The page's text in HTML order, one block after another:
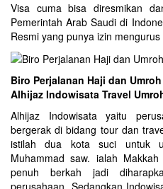
Visa cuma bisa diresmikan
Pemerintah Arab Saudi di
Resmi yang punya izin mengurus
Biro Perjalanan Haji dan
Alhijaz Indowisata Travel
Alhijaz Indowisata yaitu
bergerak di bidang tour dan
istilah dua kota suci untuk
Muhammad saw. ialah
penuh berkah jadi